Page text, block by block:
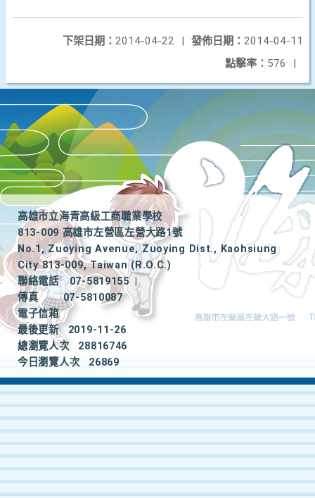
發佈日期： 2014-04-11
下架日期： 2014-04-22
|
點擊率： 576 |
高雄市立海青高級工商職業學校
813-009 高雄市左營區左營大路1號
No.1, Zuoying Avenue, Zuoying Dist., Kaohsiung
City 813-009, Taiwan (R.O.C.)
聯絡電話
07-5819155
|
傳真
07-5810087
電子信箱
最後更新
2019-11-26
總瀏覽人次
28816746
今日瀏覽人次
26869